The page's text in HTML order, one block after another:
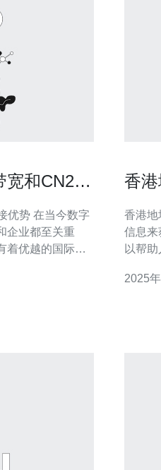
和CN2连
今数字
企业都至关重
着优越的国际带
以及如何帮助
香
香港地址服务器查
信息来
以帮
需要查
2025